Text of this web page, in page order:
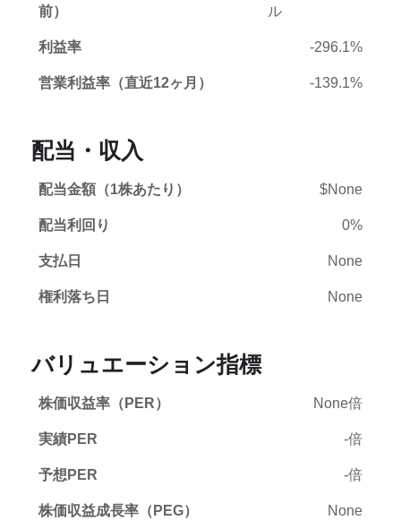
前）
ル
利益率 -296.1%
営業利益率（直近12ヶ月） -139.1%
配当・収入
配当金額（1株あたり） $None
配当利回り 0%
支払日 None
権利落ち日 None
バリュエーション指標
株価収益率（PER） None倍
実績PER -倍
予想PER -倍
株価収益成長率（PEG） None